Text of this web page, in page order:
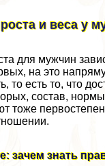
и веса у
для мужчин
на это
то есть то, что
состав,
тоже
зачем знать